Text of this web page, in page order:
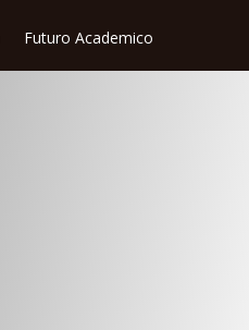
Futuro Academico